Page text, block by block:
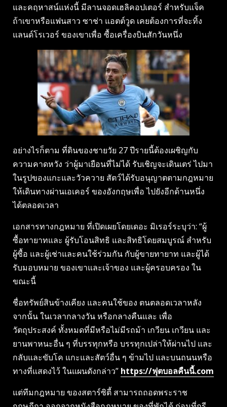
และคฤหาสน์แห่งนี้ มีลานจอดเฮลิคอปเตอร์ สำหรับแจ็ค
ถ้าเขาหรือแฟนสาว ซาช่า แอตต์วูด เคยต้องการที่จะทิ้ง
แลนด์โรเวอร์ ของเขาเพื่อ ซื้อเครื่องบินสักวันหนึ่ง
อย่างไรก็ตาม ที่ดินของชายวัย 27 ปีรายนี้ต้องเผชิญกับ
ความคาดหวัง ว่าผู้มาเยือนที่ไม่ได้ รับเชิญจะเดินเตร่ ไปมา
ในรูปของแกะและวัวควาย สัตว์ได้รับอนุญาตตามกฎหมาย
ให้เดินทางผ่านเอเคอร์ ของอังกฤษเพื่อ ไปยังอีกด้านหนึ่ง
ได้ตลอดเวลา
เอกสารทางกฎหมาย ที่เปิดเผยโดยเดอะ มิเรอร์ระบุว่า: “ผู้
ซื้อทายาทและ ผู้รับโอนสิทธิ และสิทธิโดยสมบูรณ์ สำหรับ
ผู้ซื้อ และผู้เช่าและคนใช้ร่วมกัน กับผู้ขายทายาท และผู้ได้
รับมอบหมาย ของเขาและเจ้าของ และผู้ครอบครอง ใน
ขณะนี้
ชื่อทรัพย์สินข้างเคียง และคนใช้ของ ตนตลอดเวลาหลัง
จากนั้น ในเวลากลางวัน หรือกลางคืนและ เพื่อ
วัตถุประสงค์ ทั้งหมดที่มีหรือไม่มีรถม้า เกวียน เกวียน และ
ยานพาหนะอื่น ๆ ที่บรรทุกหรือ บรรทุกเปล่าให้ผ่านไป และ
กลับและขับโค แกะและสัตว์อื่น ๆ ข้ามไป และบนถนนหรือ
ทางที่แสดงไว้ ในแผนดังกล่าว” https://ฟุตบอลคืนนี้.com
แต่ทีมกฎหมาย ของสตาร์ซิตี้ สามารถถอดพระราช